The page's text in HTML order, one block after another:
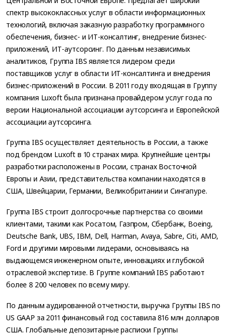
спектр высококлассных услуг в области информационных
технологий, включая заказную разработку программного
обеспечения, бизнес- и ИТ-консалтинг, внедрение бизнес-
приложений, ИТ-аутсорсинг. По данным независимых
аналитиков, Группа IBS является лидером среди
поставщиков услуг в области ИТ-консалтинга и внедрения
бизнес-приложений в России. В 2011 году входящая в Группу
компания Luxoft была признана провайдером услуг года по
версии Национальной ассоциации аутсорсинга и Европейской
ассоциации аутсорсинга.
Группа IBS осуществляет деятельность в России, а также
под брендом Luxoft в 10 странах мира. Крупнейшие центры
разработки расположены в России, странах Восточной
Европы и Азии, представительства компании находятся в
США, Швейцарии, Германии, Великобритании и Сингапуре.
Группа IBS строит долгосрочные партнерства со своими
клиентами, такими как Росатом, Газпром, Сбербанк, Boeing,
Deutsche Bank, UBS, IBM, Dell, Harman, Avaya, Sabre, Citi, AMD,
Ford и другими мировыми лидерами, основываясь на
выдающемся инженерном опыте, инновациях и глубокой
отраслевой экспертизе. В Группе компаний IBS работают
более 8 200 человек по всему миру.
По данным аудированной отчетности, выручка Группы IBS по
US GAAP за 2011 финансовый год составила 816 млн долларов
США. Глобальные депозитарные расписки Группы